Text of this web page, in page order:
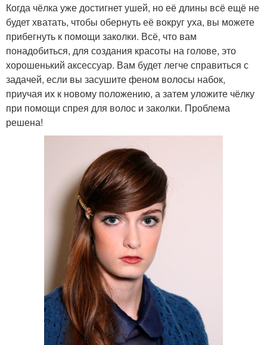
Когда чёлка уже достигнет ушей, но её длины всё ещё не
будет хватать, чтобы обернуть её вокруг уха, вы можете
прибегнуть к помощи заколки. Всё, что вам
понадобиться, для создания красоты на голове, это
хорошенький аксессуар. Вам будет легче справиться с
задачей, если вы засушите феном волосы набок,
приучая их к новому положению, а затем уложите чёлку
при помощи спрея для волос и заколки. Проблема
решена!